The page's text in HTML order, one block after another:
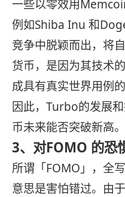
一些以零效用
例如Shiba Inu 和
竞争中脱颖而出，将
货币，是因为其技术
成具有真实世界用例的
因此，Turbo的发展
币未来能否突破新高。
3、对FOMO 的恐
所谓「FOMO」，全
意思是害怕错过。由